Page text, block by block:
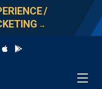
/
→